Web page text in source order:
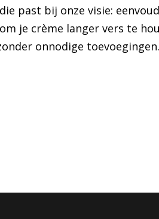
past bij onze visie:
je crème langer vers te
onnodige toevoegingen.